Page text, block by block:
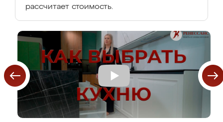
рассчитает стоимость.